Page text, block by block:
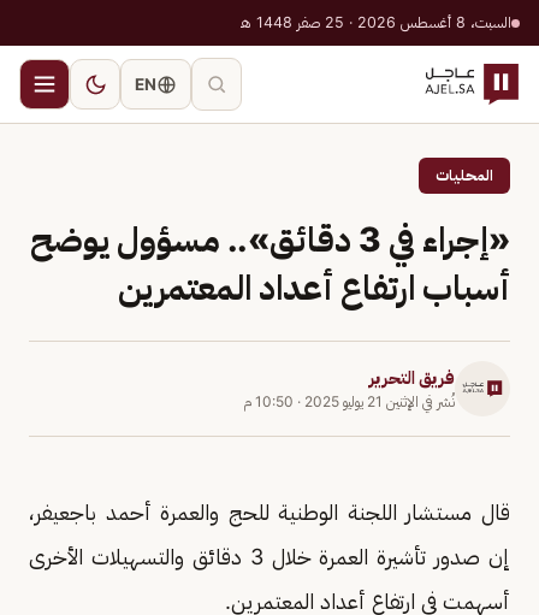
السبت، 8 أغسطس 2026 · 25 صفر 1448 هـ
EN
المحليات
«إجراء في 3 دقائق».. مسؤول يوضح
أسباب ارتفاع أعداد المعتمرين
فريق التحرير
نُشر في الإثنين 21 يوليو 2025 · 10:50 م
قال مستشار اللجنة الوطنية للحج والعمرة أحمد باجعيفر،
إن صدور تأشيرة العمرة خلال 3 دقائق والتسهيلات الأخرى
أسهمت في ارتفاع أعداد المعتمرين.